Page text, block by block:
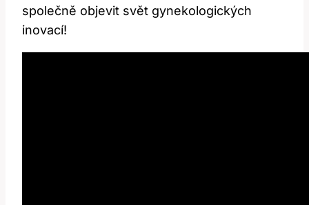
společně objevit svět gynekologických
inovací!